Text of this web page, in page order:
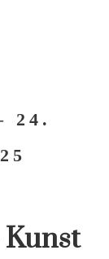
24.